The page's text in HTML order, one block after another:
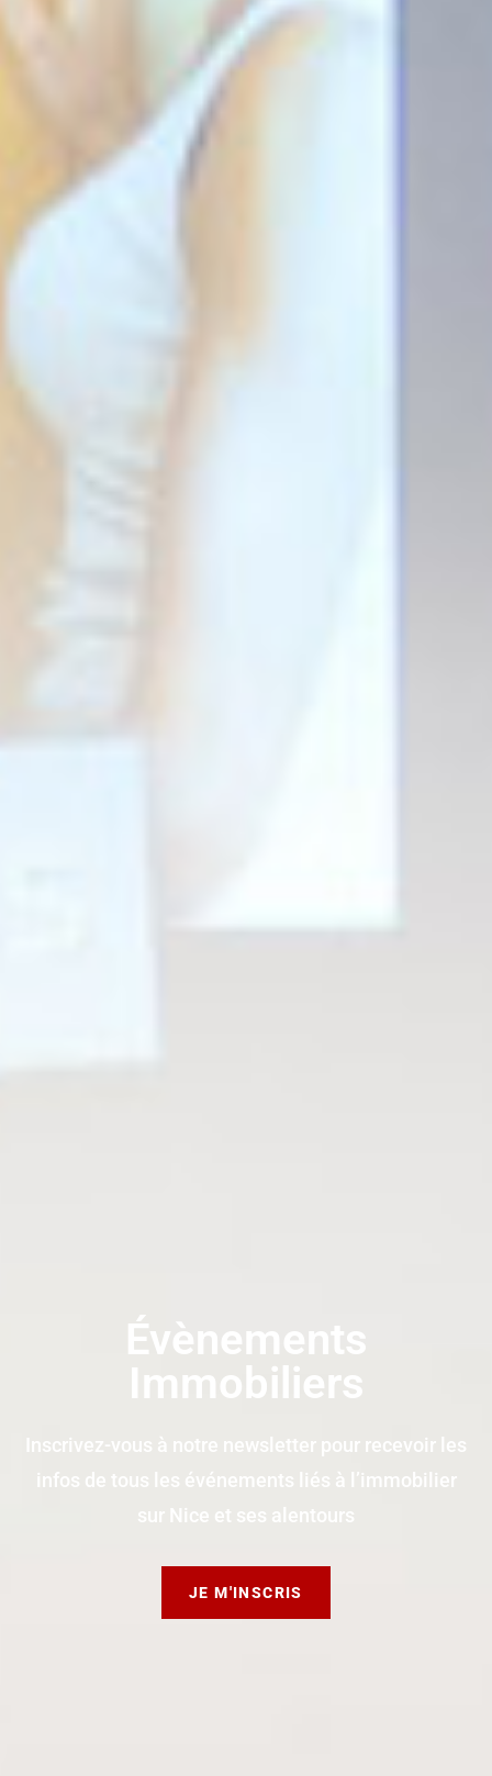
Évènements
Immobiliers
Inscrivez-vous à notre newsletter pour recevoir les
infos de tous les événements liés à l’immobilier
sur Nice et ses alentours
JE M'INSCRIS